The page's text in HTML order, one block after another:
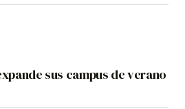
sus campus de verano